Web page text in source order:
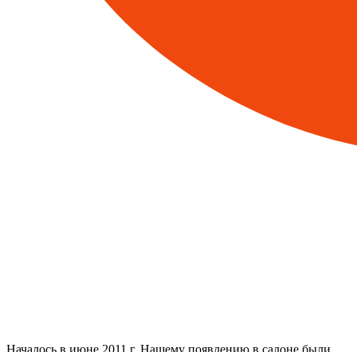
Началось в июне 2011 г. Нашему появлению в салоне были